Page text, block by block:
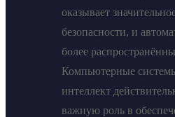
оказывает
безопасности, и
более
Компьютерные
интеллект
важную роль в